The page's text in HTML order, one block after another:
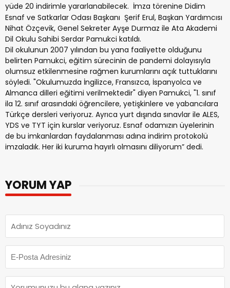
yüde 20 indirimle yararlanabilecek. İmza törenine Didim
Esnaf ve Satkarlar Odası Başkanı Şerif Erul, Başkan Yardımcısı
Nihat Özçevik, Genel Sekreter Ayşe Durmaz ile Ata Akademi
Dil Okulu Sahibi Serdar Pamukci katıldı.
Dil okulunun 2007 yılından bu yana faaliyette olduğunu
belirten Pamukci, eğitim sürecinin de pandemi dolayısıyla
olumsuz etkilenmesine rağmen kurumlarını açık tuttuklarını
söyledi. "Okulumuzda İngilizce, Fransızca, İspanyolca ve
Almanca dilleri eğitimi verilmektedir" diyen Pamukci, "1. sınıf
ila 12. sınıf arasındaki öğrencilere, yetişkinlere ve yabancılara
Türkçe dersleri veriyoruz. Ayrıca yurt dışında sınavlar ile ALES,
YDS ve TYT için kurslar veriyoruz. Esnaf odamızın üyelerinin
de bu imkanlardan faydalanması adına indirim protokolü
imzaladık. Her iki kuruma hayırlı olmasını diliyorum” dedi.
YORUM YAP